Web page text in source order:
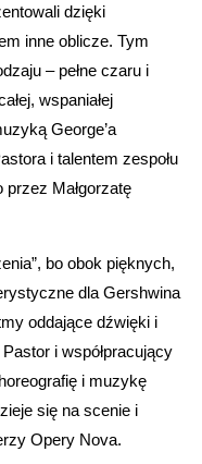
dzięki
inne oblicze. Tym
– pełne czaru i
wspaniałej
George’a
i talentem zespołu
Małgorzatę
bo obok pięknych,
dla Gershwina
oddające dźwięki i
i współpracujący
i muzykę
się na scenie i
Opery Nova.